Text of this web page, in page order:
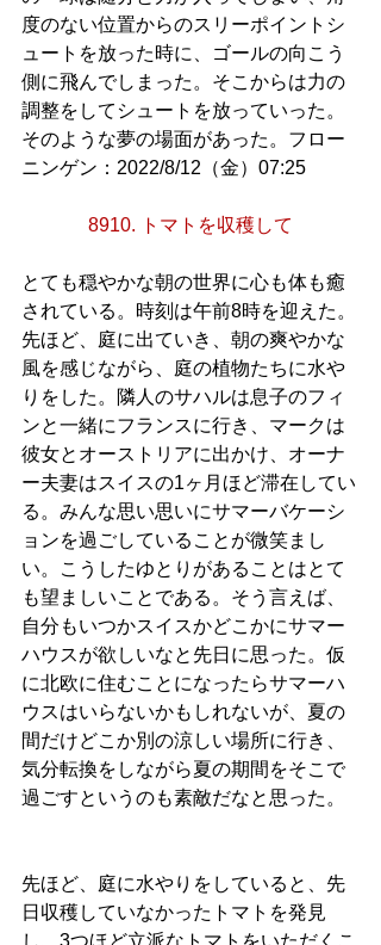
度のない位置からのスリーポイントシ
ュートを放った時に、ゴールの向こう
側に飛んでしまった。そこからは力の
調整をしてシュートを放っていった。
そのような夢の場面があった。フロー
ニンゲン：2022/8/12（金）07:25
8910. トマトを収穫して
とても穏やかな朝の世界に心も体も癒
されている。時刻は午前8時を迎えた。
先ほど、庭に出ていき、朝の爽やかな
風を感じながら、庭の植物たちに水や
りをした。隣人のサハルは息子のフィ
ンと一緒にフランスに行き、マークは
彼女とオーストリアに出かけ、オーナ
ー夫妻はスイスの1ヶ月ほど滞在してい
る。みんな思い思いにサマーバケーシ
ョンを過ごしていることが微笑まし
い。こうしたゆとりがあることはとて
も望ましいことである。そう言えば、
自分もいつかスイスかどこかにサマー
ハウスが欲しいなと先日に思った。仮
に北欧に住むことになったらサマーハ
ウスはいらないかもしれないが、夏の
間だけどこか別の涼しい場所に行き、
気分転換をしながら夏の期間をそこで
過ごすというのも素敵だなと思った。
先ほど、庭に水やりをしていると、先
日収穫していなかったトマトを発見
し、3つほど立派なトマトをいただくこ